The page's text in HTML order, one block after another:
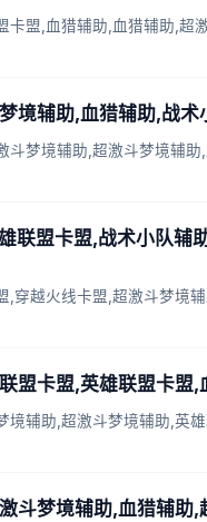
盟,血猎辅助,血猎辅助,超
境辅助,血猎辅助,战术
梦境辅助,超激斗梦境辅助
联盟卡盟,战术小队辅
穿越火线卡盟,超激斗梦境
盟卡盟,英雄联盟卡盟,
辅助,超激斗梦境辅助,英
斗梦境辅助,血猎辅助,